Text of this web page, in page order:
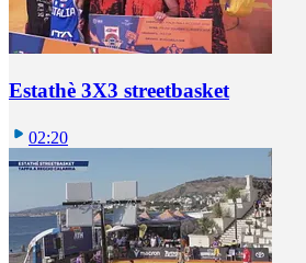
Estathè 3X3 streetbasket
02:20